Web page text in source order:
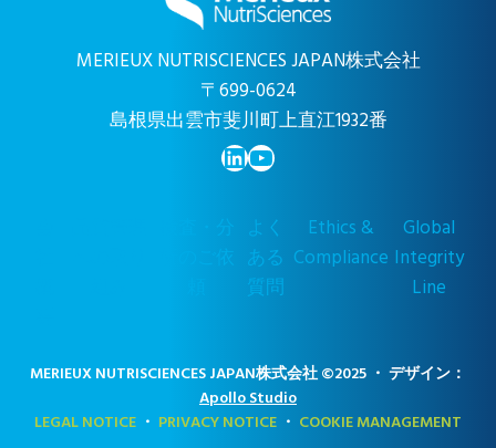
MERIEUX NUTRISCIENCES JAPAN株式会社
〒699-0624
島根県出雲市斐川町上直江1932番
LinkedIn
YouTube
よく
ある
質問
Ethics &
Compliance
Global
Integrity
Line
MERIEUX NUTRISCIENCES JAPAN株式会社 ©2025 ・ デザイン：
Apollo Studio
LEGAL NOTICE ・ PRIVACY NOTICE ・ COOKIE MANAGEMENT